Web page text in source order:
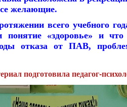
желающие.
всего учебного
«здоровье» и что
отказа от ПАВ,
подготовила педагог-